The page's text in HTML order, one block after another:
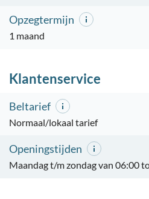
Opzegtermijn
1 maand
Klantenservice
Beltarief
Normaal/lokaal tarief
Openingstijden
Maandag t/m zondag van 06:00